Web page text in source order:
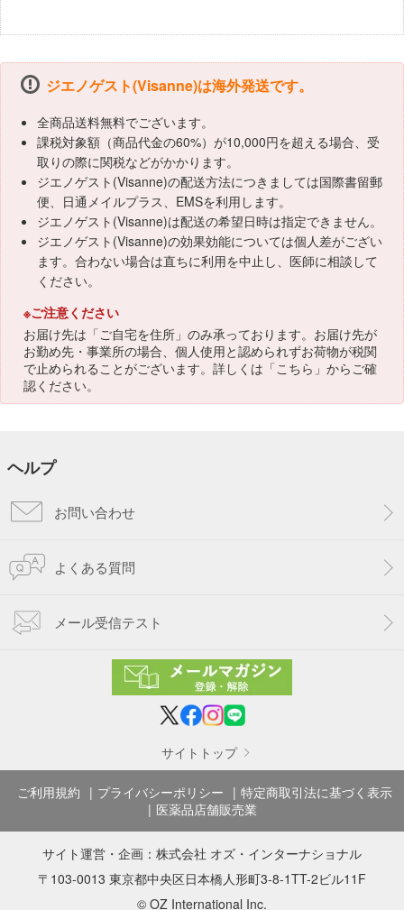
ジエノゲスト(Visanne)は海外発送です。
全商品送料無料でございます。
課税対象額（商品代金の60%）が10,000円を超える場合、受
取りの際に関税などがかかります。
ジエノゲスト(Visanne)の配送方法につきましては国際書留郵
便、日通メイルプラス、EMSを利用します。
ジエノゲスト(Visanne)は配送の希望日時は指定できません。
ジエノゲスト(Visanne)の効果効能については個人差がござい
ます。合わない場合は直ちに利用を中止し、医師に相談して
ください。
※ご注意ください
お届け先は「ご自宅を住所」のみ承っております。お届け先が
お勤め先・事業所の場合、個人使用と認められずお荷物が税関
で止められることがございます。詳しくは「こちら 」からご確
認ください。
ヘルプ
お問い合わせ
よくある質問
メール受信テスト
サイトトップ
ご利用規約 プライバシーポリシー
特定商取引法に基づく表示
医薬品店舗販売業
サイト運営・企画： 株式会社 オズ・インターナショナル
〒103-0013 東京都中央区日本橋人形町3-8-1TT-2ビル11F
© OZ International Inc.